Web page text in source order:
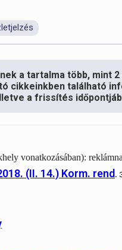
a tartalma több, mint
cikkeinkben található
a frissítés
vonatkozásában):
(II. 14.) Korm. rend .